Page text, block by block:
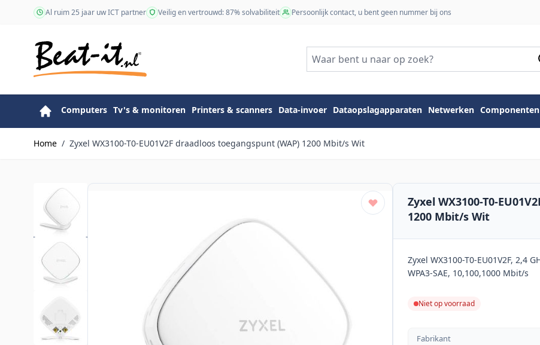
Ga naar de inhoudAl ruim 25 jaar uw ICT partner Veilig en vertrouwd: 87% solvabiliteit Persoonlijk contact, u bent geen nummer bij ons
Computers Tv's & monitoren Printers & scanners Data-invoer Dataopslagapparaten Netwerken Componenten
Home / Zyxel WX3100-T0-EU01V2F draadloos toegangspunt (WAP) 1200 Mbit/s Wit
Zyxel WX3100-T0-
1200 Mbit/s Wit
Zyxel WX3100-T0-EU01V2F, 2,4
WPA3-SAE, 10,100,1000 Mbit/s
Niet op voorraad
Fabrikant